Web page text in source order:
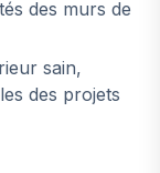
des murs de
sain,
des projets